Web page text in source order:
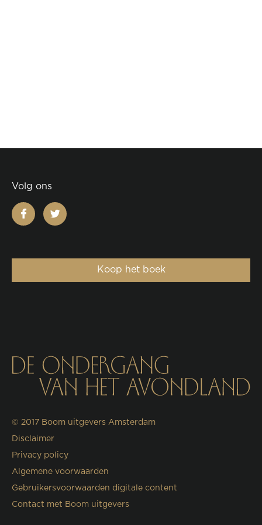
Volg ons
facebooktwitter
Koop het boek
© 2017 Boom uitgevers Amsterdam
Disclaimer
Privacy policy
Algemene voorwaarden
Gebruikersvoorwaarden digitale content
Contact met Boom uitgevers